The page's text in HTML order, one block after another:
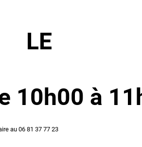
10h00 à
au 06 81 37 77 23